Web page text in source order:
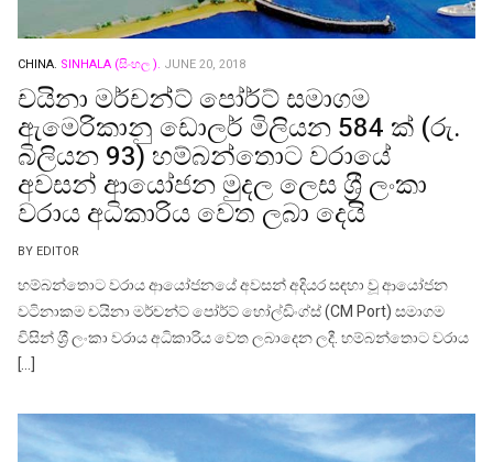
CHINA. SINHALA (සිංහල ). JUNE 20, 2018
චයිනා මර්චන්ට් පෝර්ට් සමාගම
ඇමෙරිකානු ඩොලර් මිලියන 584 ක් (රු.
බිලියන 93) හම්බන්තොට වරායේ
අවසන් ආයෝජන මුදල ලෙස ශ‍්‍රී ලංකා
වරාය අධිකාරිය වෙත ලබා දෙයි
BY EDITOR
හම්බන්තොට වරාය ආයෝජනයේ අවසන් අදියර සඳහා වූ ආයෝජන
වටිනාකම චයිනා මර්චන්ට් පෝර්ට් හෝල්ඩිංග්ස් (CM Port) සමාගම
විසින් ශ‍්‍රී ලංකා වරාය අධිකාරිය වෙත ලබාදෙන ලදී. හම්බන්තොට වරාය
[…]